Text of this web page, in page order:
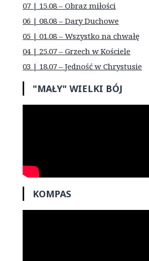
07 | 15.08 – Obraz miłości
06 | 08.08 – Dary Duchowe
05 | 01.08 – Wszystko na chwałę
04 | 25.07 – Grzech w Kościele
03 | 18.07 – Jedność w Chrystusie
"MAŁY" WIELKI BÓJ
KOMPAS